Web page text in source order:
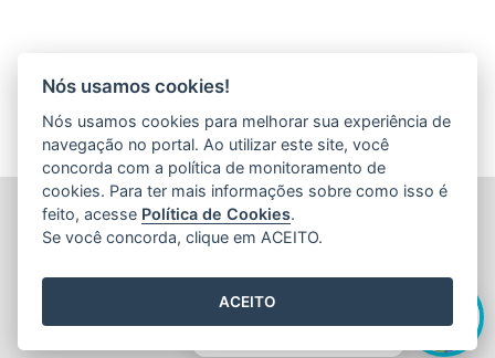
Olá! Sou a
como posso te ajudar hoje?
FUNDAÇÃO DE AMPARO À PESQUISA E INOVAÇÃO DO
ESPÍRITO SANTO (FAPES)
CEP: 29066-380 - Vitória / ES
Tel.: 27 3636 1850
Nós usamos cookies!
Nós usamos cookies para melhorar sua experiência de
navegação no portal. Ao utilizar este site, você
concorda com a política de monitoramento de
cookies. Para ter mais informações sobre como isso é
feito, acesse Política de Cookies.
Se você concorda, clique em ACEITO.
ACEITO